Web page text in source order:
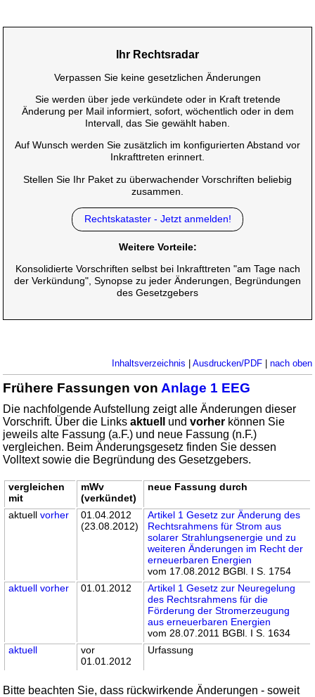
Ihr Rechtsradar
Verpassen Sie keine gesetzlichen Änderungen
Sie werden über jede verkündete oder in Kraft tretende
Änderung per Mail informiert, sofort, wöchentlich oder in dem
Intervall, das Sie gewählt haben.
Auf Wunsch werden Sie zusätzlich im konfigurierten Abstand vor
Inkrafttreten erinnert.
Stellen Sie Ihr Paket zu überwachender Vorschriften beliebig
zusammen.
Rechtskataster - Jetzt anmelden!
Weitere Vorteile:
Konsolidierte Vorschriften selbst bei Inkrafttreten "am Tage nach
der Verkündung", Synopse zu jeder Änderungen, Begründungen
des Gesetzgebers
Inhaltsverzeichnis Ausdrucken/PDF| nach oben
Frühere Fassungen von Anlage 1 EEG
Die nachfolgende Aufstellung zeigt alle Änderungen dieser
Vorschrift. Über die Linksaktuell undvorher können Sie
jeweils alte Fassung (a.F.) und neue Fassung (n.F.)
vergleichen. Beim Änderungsgesetz finden Sie dessen
Volltext sowie die Begründung des Gesetzgebers.
vergleichen
mit
mWv
(verkündet)
neue Fassung durch
aktuellvorher
01.04.2012
(23.08.2012)
Artikel 1 Gesetz zur Änderung des
Rechtsrahmens für Strom aus
solarer Strahlungsenergie und zu
weiteren Änderungen im Recht der
erneuerbaren Energien
vom 17.08.2012 BGBl. I S. 1754
aktuell vorher 01.01.2012
Artikel 1 Gesetz zur Neuregelung
des Rechtsrahmens für die
Förderung der Stromerzeugung
aus erneuerbaren Energien
vom 28.07.2011 BGBl. I S. 1634
aktuell
vor
01.01.2012
Urfassung
Bitte beachten Sie, dass rückwirkende Änderungen - soweit